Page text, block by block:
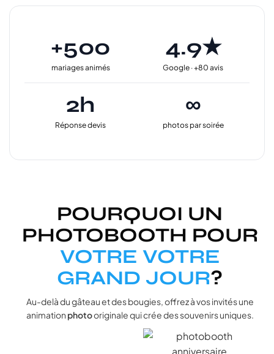
+500
mariages animés
4.9★
Google · +80 avis
2h
Réponse devis
∞
photos par soirée
POURQUOI UN
PHOTOBOOTH POUR
VOTRE VOTRE
GRAND JOUR?
Au-delà du gâteau et des bougies, offrez à vos invités une
animation photooriginale qui crée des souvenirs uniques.